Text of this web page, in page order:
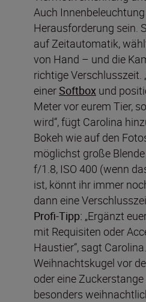
Auch
Herausforderung sein.
auf Zeitautomatik,
von Hand – und die
richtige Verschlusszeit.
einerSoftbox und
Meter vor eurem Tier,
wird“, fügt Carolina
Bokeh wie auf den
möglichst große
f/1.8, ISO 400 (wenn
ist, könnt ihr immer
dann eine
Profi-Tipp: „Ergänzt
mit Requisiten oder
Haustier“, sagt
Weihnachtskugel vor
oder eine
besonders